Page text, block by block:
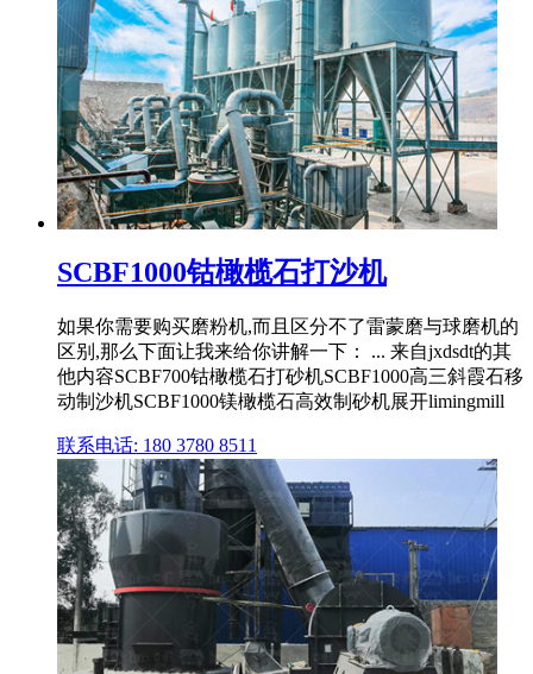
SCBF1000钴橄榄石打沙机
如果你需要购买磨粉机,而且区分不了雷蒙磨与球磨机的
区别,那么下面让我来给你讲解一下： ... 来自jxdsdt的其
他内容SCBF700钴橄榄石打砂机SCBF1000高三斜霞石移
动制沙机SCBF1000镁橄榄石高效制砂机展开limingmill
联系电话: 180 3780 8511